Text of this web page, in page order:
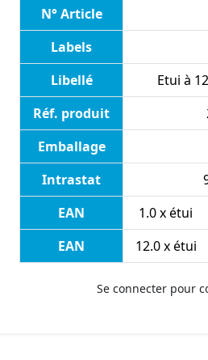
N° Article
Labels
Libellé
Etui à
Réf. produit
Emballage
Intrastat
EAN
1.0 x étui
EAN
12.0 x étui
Se connecter pour